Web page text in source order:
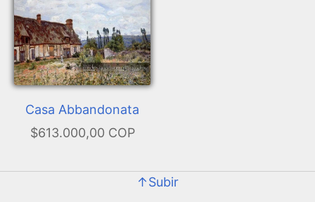
Casa Abbandonata
$613.000,00 COP
↑Subir